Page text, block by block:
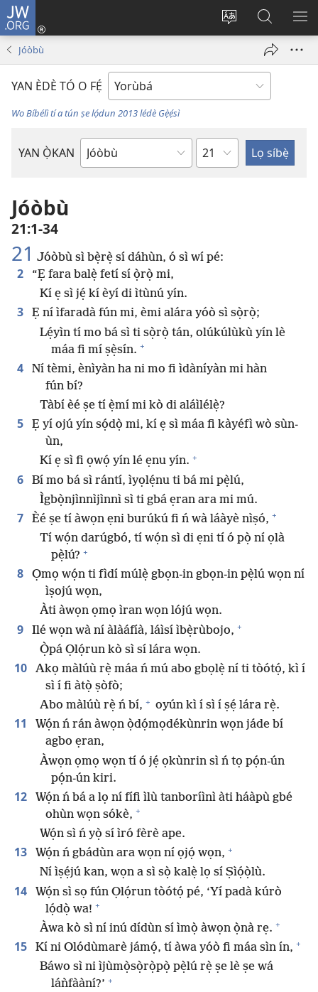
JW.ORG
Yí
pa
Wọlé
(opens
Wa
JW.ORG
Jóòbù
YAN ÈDÈ TÓ O FẸ́
Wo Bíbélì tí a tún ṣe lọ́dun 2013 lédè Gẹ̀ẹ́sì
YAN Ọ̀KAN
Ìwé
Orí
Jóòbù
21:1-34
21 Jóòbù sì bẹ̀rẹ̀ sí dáhùn, ó sì wí pé:
2
“Ẹ fara balẹ̀ fetí sí ọ̀rọ̀ mi,
Kí ẹ sì jẹ́ kí èyí di ìtùnú yín.
3
Ẹ ní ìfaradà fún mi, èmi alára yóò sì sọ̀rọ̀;
Lẹ́yìn tí mo bá sì ti sọ̀rọ̀ tán, olúkúlùkù yín lè
máa fi mí ṣẹ̀sín. +
4
Ní tèmi, ènìyàn ha ni mo fi ìdàníyàn mi hàn
fún bí?
Tàbí èé ṣe tí ẹ̀mí mi kò di aláìlélẹ̀?
5
Ẹ yí ojú yín sọ́dọ̀ mi, kí ẹ sì máa fi kàyéfì wò sùn-
ùn,
Kí ẹ sì fi ọwọ́ yín lé ẹnu yín. +
6
Bí mo bá sì rántí, ìyọlẹ́nu ti bá mi pẹ̀lú,
Ìgbọ̀njìnnìjìnnì sì ti gbá ẹran ara mi mú.
7 Èé ṣe tí àwọn ẹni burúkú fi ń wà láàyè nìṣó, +
Tí wọ́n darúgbó, tí wọ́n sì di ẹni tí ó pọ̀ ní ọlà
pẹ̀lú? +
8
Ọmọ wọ́n ti fìdí múlẹ̀ gbọn-in gbọn-in pẹ̀lú wọn ní
ìṣojú wọn,
Àti àwọn ọmọ ìran wọn lójú wọn.
9 Ilé wọn wà ní àlàáfíà, láìsí ìbẹ̀rùbojo, +
Ọ̀pá Ọlọ́run kò sì sí lára wọn.
10
Akọ màlúù rẹ̀ máa ń mú abo gbọlẹ̀ ní ti tòótọ́, kì í
sì í fi àtọ̀ ṣòfò;
Abo màlúù rẹ̀ ń bí, + oyún kì í sì í ṣẹ́ lára rẹ̀.
11
Wọ́n ń rán àwọn ọ̀dọ́mọdékùnrin wọn jáde bí
agbo ẹran,
Àwọn ọmọ wọn tí ó jẹ́ ọkùnrin sì ń tọ pọ́n-ún
pọ́n-ún kiri.
12
Wọ́n ń bá a lọ ní fífi ìlù tanboríìnì àti háàpù gbé
ohùn wọn sókè, +
Wọ́n sì ń yọ̀ sí ìró fèrè ape.
13 Wọ́n ń gbádùn ara wọn ní ọjọ́ wọn, +
Ní ìṣẹ́jú kan, wọn a sì sọ̀ kalẹ̀ lọ sí Ṣìọ́ọ̀lù.
14
Wọ́n sì sọ fún Ọlọ́run tòótọ́ pé, ‘Yí padà kúrò
lọ́dọ̀ wa! +
Àwa kò sì ní inú dídùn sí ìmọ̀ àwọn ọ̀nà rẹ. +
15 Kí ni Olódùmarè jámọ́, tí àwa yóò fi máa sìn ín, +
Báwo sì ni ìjùmọ̀sọ̀rọ̀pọ̀ pẹ̀lú rẹ̀ ṣe lè ṣe wá
láǹfààní?’ +